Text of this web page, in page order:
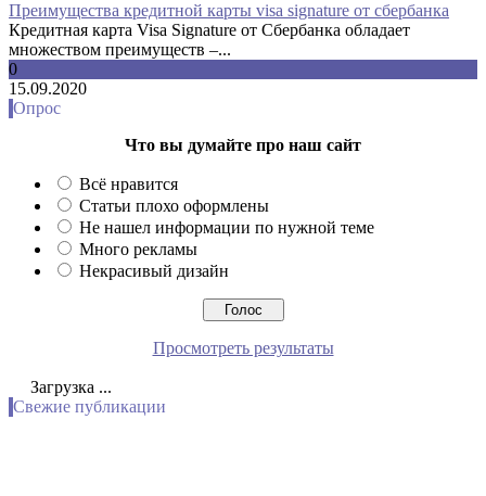
Преимущества кредитной карты visa signature от сбербанка
Кредитная карта Visa Signature от Сбербанка обладает
множеством преимуществ –...
0
15.09.2020
Опрос
Что вы думайте про наш сайт
Всё нравится
Статьи плохо оформлены
Не нашел информации по нужной теме
Много рекламы
Некрасивый дизайн
Просмотреть результаты
Загрузка ...
Свежие публикации